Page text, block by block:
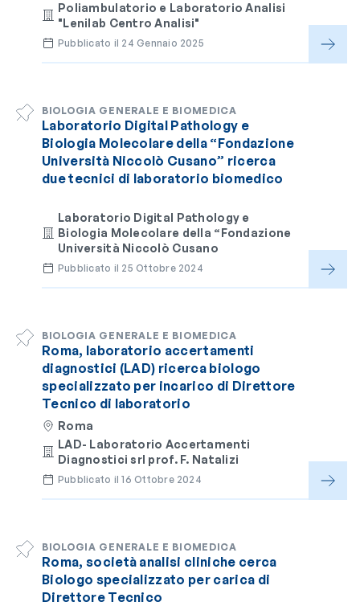
Poliambulatorio e Laboratorio Analisi
"Lenilab Centro Analisi"
Pubblicato il 24 Gennaio 2025
BIOLOGIA GENERALE E BIOMEDICA
Laboratorio Digital Pathology e
Biologia Molecolare della “Fondazione
Università Niccolò Cusano” ricerca
due tecnici di laboratorio biomedico
Laboratorio Digital Pathology e
Biologia Molecolare della “Fondazione
Università Niccolò Cusano
Pubblicato il 25 Ottobre 2024
BIOLOGIA GENERALE E BIOMEDICA
Roma, laboratorio accertamenti
diagnostici (LAD) ricerca biologo
specializzato per incarico di Direttore
Tecnico di laboratorio
Roma
LAD- Laboratorio Accertamenti
Diagnostici srl prof. F. Natalizi
Pubblicato il 16 Ottobre 2024
BIOLOGIA GENERALE E BIOMEDICA
Roma, società analisi cliniche cerca
Biologo specializzato per carica di
Direttore Tecnico